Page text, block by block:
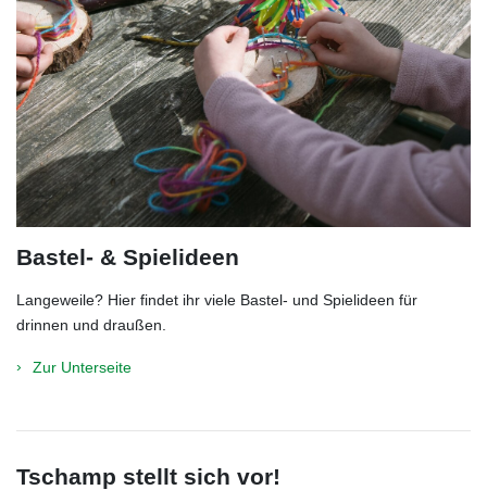
Bastel- & Spielideen
Langeweile? Hier findet ihr viele Bastel- und Spielideen für
drinnen und draußen.
Zur Unterseite
Tschamp stellt sich vor!